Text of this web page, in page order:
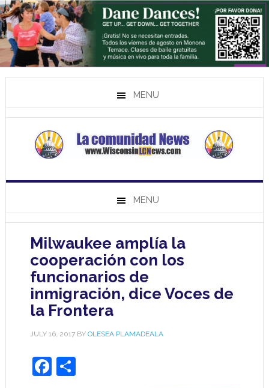
MENU
MENU
Milwaukee amplía la
cooperación con los
funcionarios de
inmigración, dice Voces de
la Frontera
JULY 16, 2017BY OLESEA PLAMADEALA
Facebook
Share